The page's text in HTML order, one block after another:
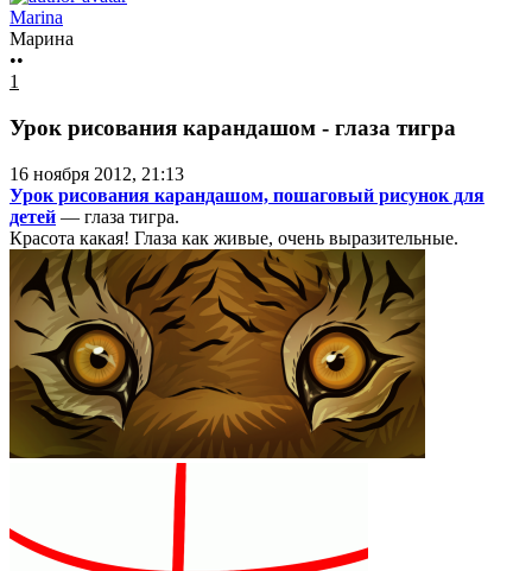
Marina
Марина
••
1
Урок рисования карандашом - глаза тигра
16 ноября 2012, 21:13
Урок рисования карандашом, пошаговый рисунок для
детей — глаза тигра.
Красота какая! Глаза как живые, очень выразительные.